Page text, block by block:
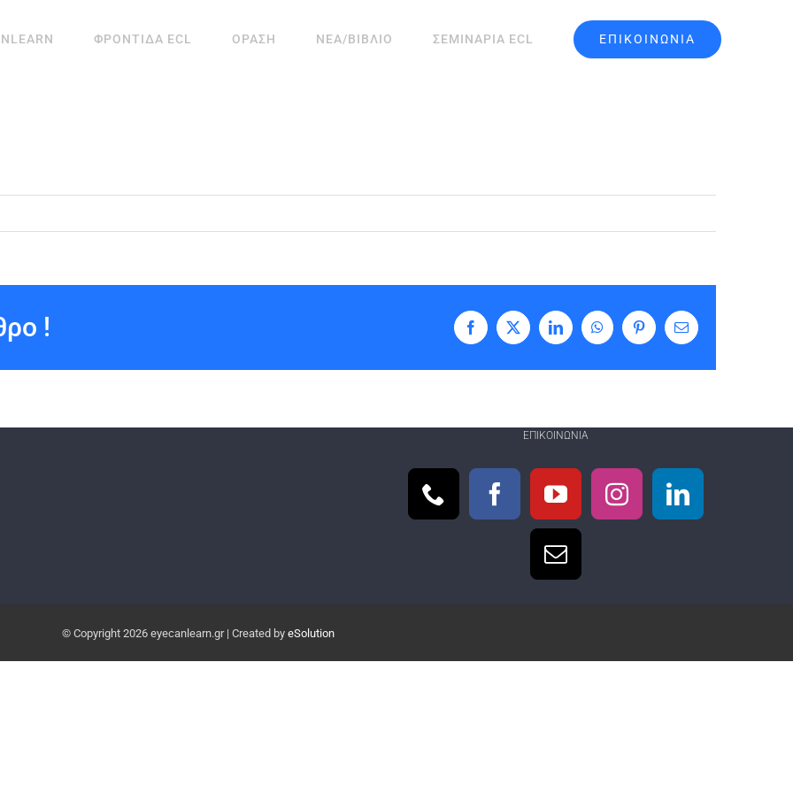
ΦΡΟΝΤΙΔΑ ECL ΟΡΑΣΗ ΝΕΑ/ΒΙΒΛΙΟ ΣΕΜΙΝΑΡΙΑ ECL ΕΠΙΚΟΙΝΩΝΙΑ
! Facebook
X LinkedInWhatsAppPinterestEmail
ΕΠΙΚΟΙΝΩΝΊΑ
© Copyright 2026 eyecanlearn.gr | Created by eSolution